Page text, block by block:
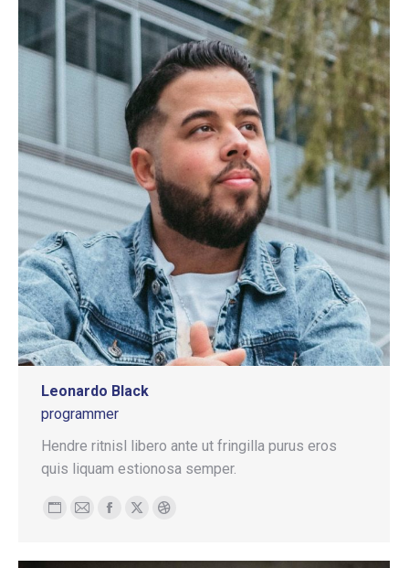
Leonardo Black
programmer
Hendre ritnisl libero ante ut fringilla purus eros
quis liquam estionosa semper.
BlogE-
Facebook
X Dribbble